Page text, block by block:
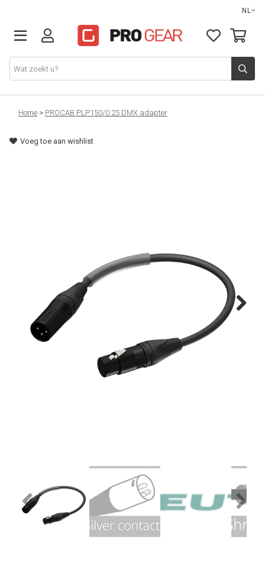
NL
DJ gear
Lights & effects
B-stock
Black Box
Pro Gear Lease
Contact
Home > PROCAB PLP150/0.25 DMX adapter
Voeg toe aan wishlist
Previous Next